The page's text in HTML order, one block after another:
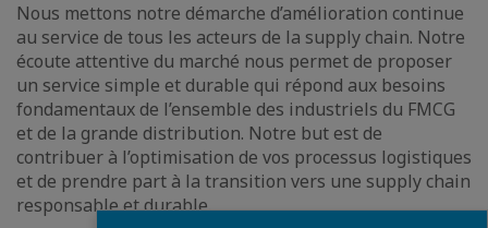
Nous mettons notre démarche d’amélioration continue
au service de tous les acteurs de la supply chain. Notre
écoute attentive du marché nous permet de proposer
un service simple et durable qui répond aux besoins
fondamentaux de l’ensemble des industriels du FMCG
et de la grande distribution. Notre but est de
contribuer à l’optimisation de vos processus logistiques
et de prendre part à la transition vers une supply chain
responsable et durable.